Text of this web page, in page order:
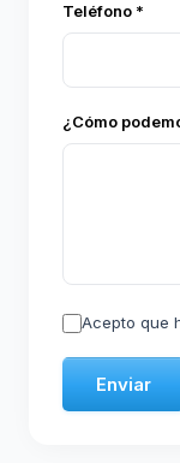
Teléfono *
¿Cómo
Acepto que
Enviar